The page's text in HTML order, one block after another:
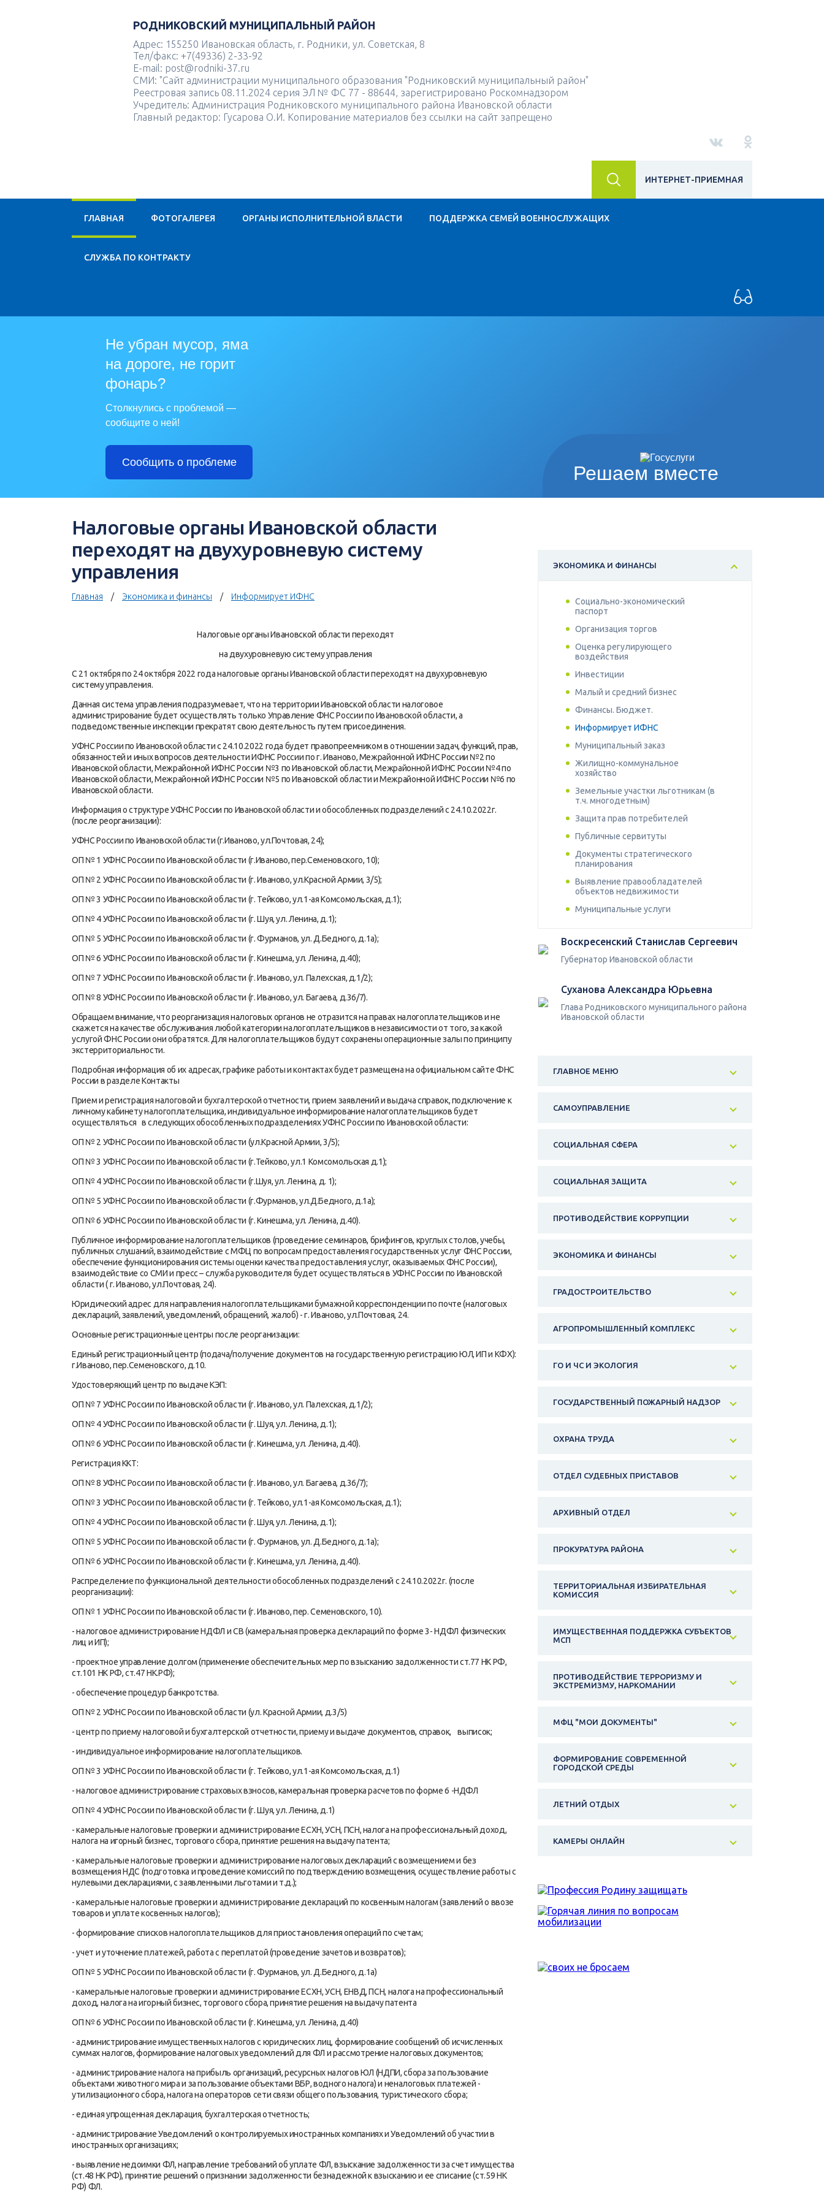
РОДНИКОВСКИЙ МУНИЦИПАЛЬНЫЙ РАЙОН
Адрес: 155250 Ивановская область, г. Родники, ул. Советская, 8
Тел/факс: +7(49336) 2-33-92
E-mail: post@rodniki-37.ru
СМИ: "Сайт администрации муниципального образования "Родниковский муниципальный район"
Реестровая запись 08.11.2024 серия ЭЛ № ФС 77 - 88644, зарегистрировано Роскомнадзором
Учредитель: Администрация Родниковского муниципального района Ивановской области
Главный редактор: Гусарова О.И. Копирование материалов без ссылки на сайт запрещено
ИНТЕРНЕТ-ПРИЕМНАЯ
ГЛАВНАЯ ФОТОГАЛЕРЕЯ ОРГАНЫ ИСПОЛНИТЕЛЬНОЙ ВЛАСТИ ПОДДЕРЖКА СЕМЕЙ ВОЕННОСЛУЖАЩИХ
CЛУЖБА ПО КОНТРАКТУ
Решаем вместе
Не убран мусор, яма
на дороге, не горит
фонарь?
Столкнулись с проблемой —
сообщите о ней!
Сообщить о проблеме
Налоговые органы Ивановской области
переходят на двухуровневую систему
управления
Главная Экономика и финансы Информирует ИФНС
Налоговые органы Ивановской области переходят
на двухуровневую систему управления
С 21 октября по 24 октября 2022 года налоговые органы Ивановской области переходят на двухуровневую
систему управления.
Данная система управления подразумевает, что на территории Ивановской области налоговое
администрирование будет осуществлять только Управление ФНС России по Ивановской области, а
подведомственные инспекции прекратят свою деятельность путем присоединения.
УФНС России по Ивановской области с 24.10.2022 года будет правопреемником в отношении задач, функций, прав,
обязанностей и иных вопросов деятельности ИФНС России по г. Иваново, Межрайонной ИФНС России №2 по
Ивановской области, Межрайонной ИФНС России №3 по Ивановской области, Межрайонной ИФНС России №4 по
Ивановской области, Межрайонной ИФНС России №5 по Ивановской области и Межрайонной ИФНС России №6 по
Ивановской области.
Информация о структуре УФНС России по Ивановской области и обособленных подразделений с 24.10.2022г.
(после реорганизации):
УФНС России по Ивановской области (г.Иваново, ул.Почтовая, 24);
ОП № 1 УФНС России по Ивановской области (г.Иваново, пер.Семеновского, 10);
ОП № 2 УФНС России по Ивановской области (г. Иваново, ул.Красной Армии, 3/5);
ОП № 3 УФНС России по Ивановской области (г. Тейково, ул.1-ая Комсомольская, д.1);
ОП № 4 УФНС России по Ивановской области (г. Шуя, ул. Ленина, д.1);
ОП № 5 УФНС России по Ивановской области (г. Фурманов, ул. Д.Бедного, д.1а);
ОП № 6 УФНС России по Ивановской области (г. Кинешма, ул. Ленина, д.40);
ОП № 7 УФНС России по Ивановской области (г. Иваново, ул. Палехская, д.1/2);
ОП № 8 УФНС России по Ивановской области (г. Иваново, ул. Багаева, д.36/7).
Обращаем внимание, что реорганизация налоговых органов не отразится на правах налогоплательщиков и не
скажется на качестве обслуживания любой категории налогоплательщиков в независимости от того, за какой
услугой ФНС России они обратятся. Для налогоплательщиков будут сохранены операционные залы по принципу
экстерриториальности.
Подробная информация об их адресах, графике работы и контактах будет размещена на официальном сайте ФНС
России в разделе Контакты
Прием и регистрация налоговой и бухгалтерской отчетности, прием заявлений и выдача справок, подключение к
личному кабинету налогоплательщика, индивидуальное информирование налогоплательщиков будет
осуществляться в следующих обособленных подразделениях УФНС России по Ивановской области:
ОП № 2 УФНС России по Ивановской области (ул.Красной Армии, 3/5);
ОП № 3 УФНС России по Ивановской области (г.Тейково, ул.1 Комсомольская д.1);
ОП № 4 УФНС России по Ивановской области (г.Шуя, ул. Ленина, д. 1);
ОП № 5 УФНС России по Ивановской области (г.Фурманов, ул.Д.Бедного, д.1а);
ОП № 6 УФНС России по Ивановской области (г. Кинешма, ул. Ленина, д.40).
Публичное информирование налогоплательщиков (проведение семинаров, брифингов, круглых столов, учебы,
публичных слушаний, взаимодействие с МФЦ по вопросам предоставления государственных услуг ФНС России,
обеспечение функционирования системы оценки качества предоставления услуг, оказываемых ФНС России),
взаимодействие со СМИ и пресс – служба руководителя будет осуществляться в УФНС России по Ивановской
области ( г. Иваново, ул.Почтовая, 24).
Юридический адрес для направления налогоплательщиками бумажной корреспонденции по почте (налоговых
деклараций, заявлений, уведомлений, обращений, жалоб) - г. Иваново, ул.Почтовая, 24.
Основные регистрационные центры после реорганизации:
Единый регистрационный центр (подача/получение документов на государственную регистрацию ЮЛ, ИП и КФХ):
г.Иваново, пер.Семеновского, д.10.
Удостоверяющий центр по выдаче КЭП:
ОП № 7 УФНС России по Ивановской области (г. Иваново, ул. Палехская, д.1/2);
ОП № 4 УФНС России по Ивановской области (г. Шуя, ул. Ленина, д.1);
ОП № 6 УФНС России по Ивановской области (г. Кинешма, ул. Ленина, д.40).
Регистрация ККТ:
ОП № 8 УФНС России по Ивановской области (г. Иваново, ул. Багаева, д.36/7);
ОП № 3 УФНС России по Ивановской области (г. Тейково, ул.1-ая Комсомольская, д.1);
ОП № 4 УФНС России по Ивановской области (г. Шуя, ул. Ленина, д.1);
ОП № 5 УФНС России по Ивановской области (г. Фурманов, ул. Д.Бедного, д.1а);
ОП № 6 УФНС России по Ивановской области (г. Кинешма, ул. Ленина, д.40).
Распределение по функциональной деятельности обособленных подразделений с 24.10.2022г. (после
реорганизации):
ОП № 1 УФНС России по Ивановской области (г. Иваново, пер. Семеновского, 10).
- налоговое администрирование НДФЛ и СВ (камеральная проверка деклараций по форме 3- НДФЛ физических
лиц и ИП);
- проектное управление долгом (применение обеспечительных мер по взысканию задолженности ст.77 НК РФ,
ст.101 НК РФ, ст.47 НК.РФ);
- обеспечение процедур банкротства.
ОП № 2 УФНС России по Ивановской области (ул. Красной Армии, д.3/5)
- центр по приему налоговой и бухгалтерской отчетности, приему и выдаче документов, справок, выписок;
- индивидуальное информирование налогоплательщиков.
ОП № 3 УФНС России по Ивановской области (г. Тейково, ул.1-ая Комсомольская, д.1)
- налоговое администрирование страховых взносов, камеральная проверка расчетов по форме 6 -НДФЛ
ОП № 4 УФНС России по Ивановской области (г. Шуя, ул. Ленина, д.1)
- камеральные налоговые проверки и администрирование ЕСХН, УСН, ПСН, налога на профессиональный доход,
налога на игорный бизнес, торгового сбора, принятие решения на выдачу патента;
- камеральные налоговые проверки и администрирование налоговых деклараций с возмещением и без
возмещения НДС (подготовка и проведение комиссий по подтверждению возмещения, осуществление работы с
нулевыми декларациями, с заявленными льготами и т.д.);
- камеральные налоговые проверки и администрирование деклараций по косвенным налогам (заявлений о ввозе
товаров и уплате косвенных налогов);
- формирование списков налогоплательщиков для приостановления операций по счетам;
- учет и уточнение платежей, работа с переплатой (проведение зачетов и возвратов);
ОП № 5 УФНС России по Ивановской области (г. Фурманов, ул. Д.Бедного, д.1а)
- камеральные налоговые проверки и администрирование ЕСХН, УСН, ЕНВД, ПСН, налога на профессиональный
доход, налога на игорный бизнес, торгового сбора, принятие решения на выдачу патента
ОП № 6 УФНС России по Ивановской области (г. Кинешма, ул. Ленина, д.40)
- администрирование имущественных налогов с юридических лиц, формирование сообщений об исчисленных
суммах налогов, формирование налоговых уведомлений для ФЛ и рассмотрение налоговых документов;
- администрирование налога на прибыль организаций, ресурсных налогов ЮЛ (НДПИ, сбора за пользование
объектами животного мира и за пользование объектами ВБР, водного налога) и неналоговых платежей -
утилизационного сбора, налога на операторов сети связи общего пользования, туристического сбора;
- единая упрощенная декларация, бухгалтерская отчетность;
- администрирование Уведомлений о контролируемых иностранных компаниях и Уведомлений об участии в
иностранных организациях;
- выявление недоимки ФЛ, направление требований об уплате ФЛ, взыскание задолженности за счет имущества
(ст.48 НК РФ), принятие решений о признании задолженности безнадежной к взысканию и ее списание (ст.59 НК
РФ) ФЛ.
ЭКОНОМИКА И ФИНАНСЫ
Социально-экономический
паспорт
Организация торгов
Оценка регулирующего
воздействия
Инвестиции
Малый и средний бизнес
Финансы. Бюджет.
Информирует ИФНС
Муниципальный заказ
Жилищно-коммунальное
хозяйство
Земельные участки льготникам (в
т.ч. многодетным)
Защита прав потребителей
Публичные сервитуты
Документы стратегического
планирования
Выявление правообладателей
объектов недвижимости
Муниципальные услуги
Воскресенский Станислав Сергеевич
Губернатор Ивановской области
Суханова Александра Юрьевна
Глава Родниковского муниципального района
Ивановской области
ГЛАВНОЕ МЕНЮ
САМОУПРАВЛЕНИЕ
СОЦИАЛЬНАЯ СФЕРА
СОЦИАЛЬНАЯ ЗАЩИТА
ПРОТИВОДЕЙСТВИЕ КОРРУПЦИИ
ЭКОНОМИКА И ФИНАНСЫ
ГРАДОСТРОИТЕЛЬСТВО
АГРОПРОМЫШЛЕННЫЙ КОМПЛЕКС
ГО И ЧС И ЭКОЛОГИЯ
ГОСУДАРСТВЕННЫЙ ПОЖАРНЫЙ НАДЗОР
ОХРАНА ТРУДА
ОТДЕЛ СУДЕБНЫХ ПРИСТАВОВ
АРХИВНЫЙ ОТДЕЛ
ПРОКУРАТУРА РАЙОНА
ТЕРРИТОРИАЛЬНАЯ ИЗБИРАТЕЛЬНАЯ
КОМИССИЯ
ИМУЩЕСТВЕННАЯ ПОДДЕРЖКА СУБЪЕКТОВ
МСП
ПРОТИВОДЕЙСТВИЕ ТЕРРОРИЗМУ И
ЭКСТРЕМИЗМУ, НАРКОМАНИИ
МФЦ "МОИ ДОКУМЕНТЫ"
ФОРМИРОВАНИЕ СОВРЕМЕННОЙ
ГОРОДСКОЙ СРЕДЫ
ЛЕТНИЙ ОТДЫХ
КАМЕРЫ ОНЛАЙН